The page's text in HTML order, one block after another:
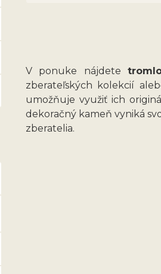
V ponuke nájdete
zberateľských kolekcií
umožňuje využiť ich
dekoračný kameň vyniká
zberatelia.